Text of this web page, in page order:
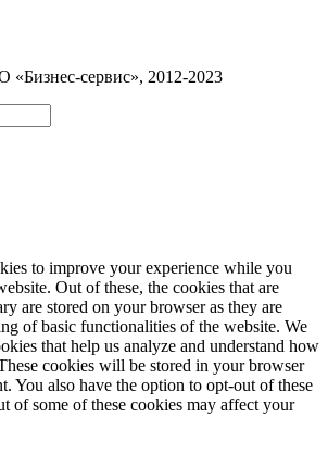
сервис», 2012-2023
to improve your experience while you
Out of these, the cookies that are
are stored on your browser as they are
of basic functionalities of the website. We
that help us analyze and understand how
cookies will be stored in your browser
You also have the option to opt-out of these
of some of these cookies may affect your